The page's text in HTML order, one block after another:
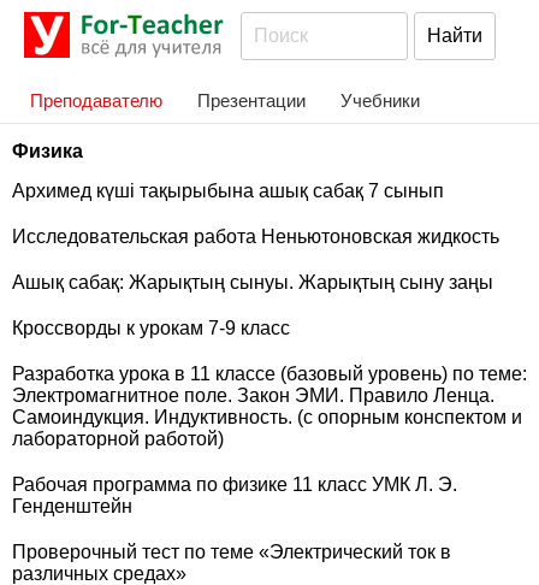
Преподавателю Презентации Учебники
Физика
Архимед күші тақырыбына ашық сабақ 7 сынып
Исследовательская работа Неньютоновская жидкость
Ашық сабақ: Жарықтың сынуы. Жарықтың сыну заңы
Кроссворды к урокам 7-9 класс
Разработка урока в 11 классе (базовый уровень) по теме:
Электромагнитное поле. Закон ЭМИ. Правило Ленца.
Самоиндукция. Индуктивность. (с опорным конспектом и
лабораторной работой)
Рабочая программа по физике 11 класс УМК Л. Э.
Генденштейн
Проверочный тест по теме «Электрический ток в
различных средах»